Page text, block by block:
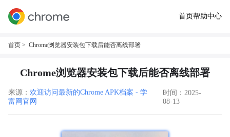
首页帮助中心
首页 > Chrome浏览器安装包下载后能否离线部署
Chrome浏览器安装包下载后能否离线部署
来源： 欢迎访问最新的Chrome APK档案 - 学
富网官网
时间：2025-
08-13